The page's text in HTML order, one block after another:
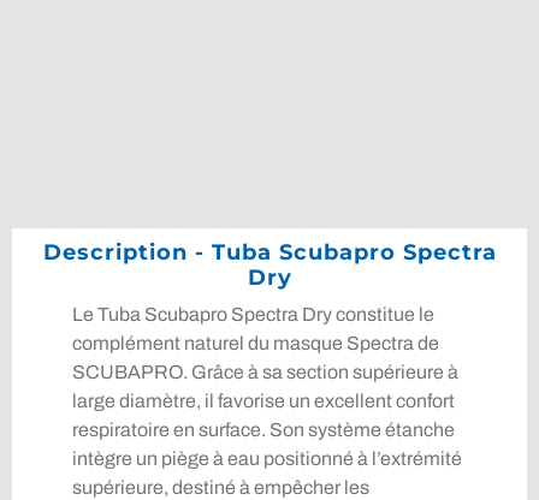
Description - Tuba Scubapro Spectra
Dry
Le Tuba Scubapro Spectra Dry constitue le
complément naturel du masque Spectra de
SCUBAPRO. Grâce à sa section supérieure à
large diamètre, il favorise un excellent confort
respiratoire en surface. Son système étanche
intègre un piège à eau positionné à l’extrémité
supérieure, destiné à empêcher les